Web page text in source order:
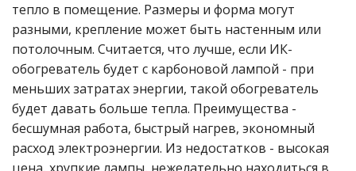
тепло в помещение. Размеры и форма могут
разными, крепление может быть настенным или
потолочным. Считается, что лучше, если ИК-
обогреватель будет с карбоновой лампой - при
меньших затратах энергии, такой обогреватель
будет давать больше тепла. Преимущества -
бесшумная работа, быстрый нагрев, экономный
расход электроэнергии. Из недостатков - высокая